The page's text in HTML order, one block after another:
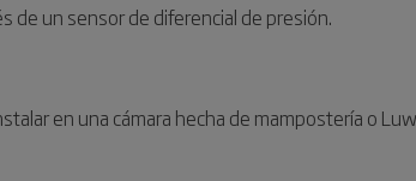
de un sensor de diferencial de presión.
en una cámara hecha de mampostería o